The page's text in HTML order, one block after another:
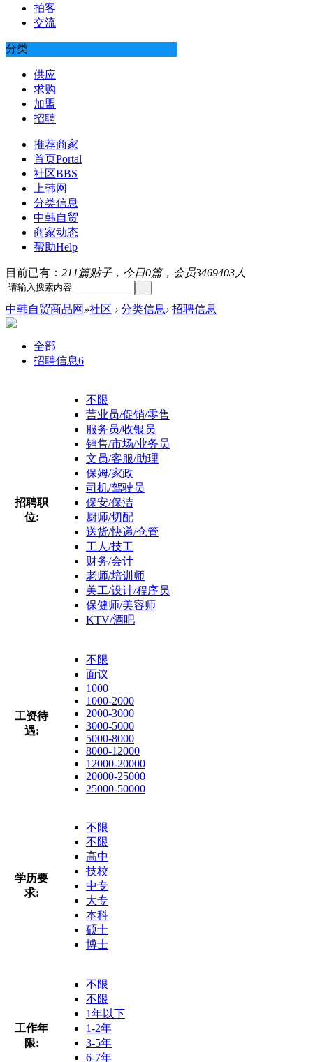
拍客
交流
分类
供应
求购
加盟
招聘
推荐商家
首页Portal
社区BBS
上韩网
分类信息
中韩自贸
商家动态
帮助Help
目前已有： 211篇贴子，今日0篇，会员3469403人
中韩自贸商品网 »社区 › 分类信息› 招聘信息
全部
招聘信息6
招聘职
位:
不限
营业员/促销/零售
服务员/收银员
销售/市场/业务员
文员/客服/助理
保姆/家政
司机/驾驶员
保安/保洁
厨师/切配
送货/快递/仓管
工人/技工
财务/会计
老师/培训师
美工/设计/程序员
保健师/美容师
KTV/酒吧
工资待
遇:
不限
面议
1000
1000-2000
2000-3000
3000-5000
5000-8000
8000-12000
12000-20000
20000-25000
25000-50000
学历要
求:
不限
不限
高中
技校
中专
大专
本科
硕士
博士
工作年
限:
不限
不限
1年以下
1-2年
3-5年
6-7年